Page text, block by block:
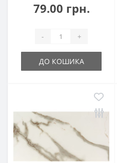
79.00 грн.
- +
ДО КОШИКА